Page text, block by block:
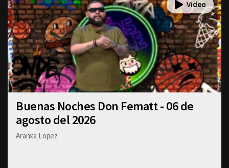
Buenas Noches Don Fematt - 06 de
agosto del 2026
Aranxa Lopez